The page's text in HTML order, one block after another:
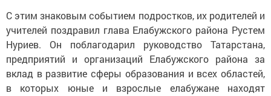
С этим знаковым событием подростков, их родителей и
учителей поздравил глава Елабужского района Рустем
Нуриев. Он поблагодарил руководство Татарстана,
предприятий и организаций Елабужского района за
вклад в развитие сферы образования и всех областей,
в которых юные и взрослые елабужане находят